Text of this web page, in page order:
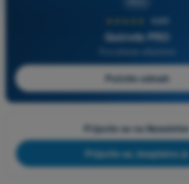
4,6/5
Quizvds PRO
Počnite odmah
Prijavite se na Newsletter
Prijavite se, besplatno je